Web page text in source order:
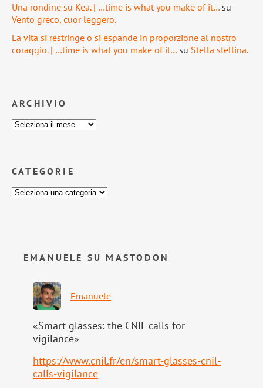
Una rondine su Kea. | …time is what you make of it… su
Vento greco, cuor leggero.
La vita si restringe o si espande in proporzione al nostro
coraggio. | …time is what you make of it… su Stella stellina.
ARCHIVIO
CATEGORIE
EMANUELE SU MASTODON
Emanuele
«Smart glasses: the CNIL calls for
vigilance»
https://www.cnil.fr/en/smart-glasses-cnil-
calls-vigilance